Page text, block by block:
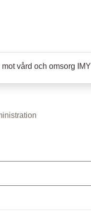
vård och omsorg IMY